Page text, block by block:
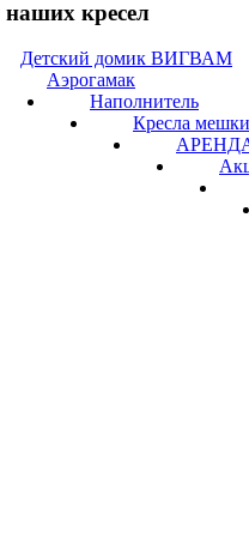
наших кресел
Детский домик ВИГВАМ
Аэрогамак
Наполнитель
Кресла
АРЕНДА